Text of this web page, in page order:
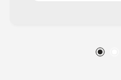
podem sofrer